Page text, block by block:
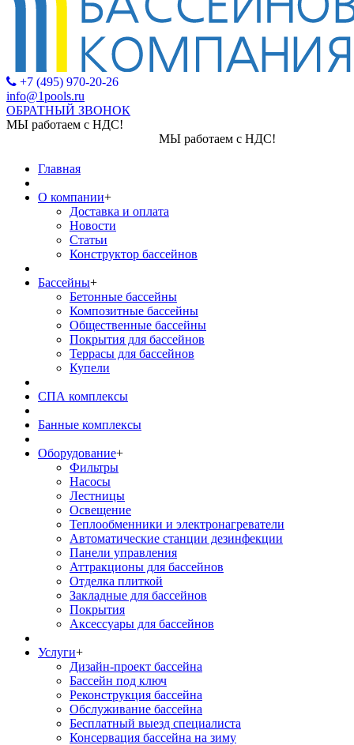
+7 (495) 970-20-26
info@1pools.ru
ОБРАТНЫЙ ЗВОНОК
МЫ работаем с НДС!
МЫ работаем с НДС!
Главная
О компании+
Доставка и оплата
Новости
Статьи
Конструктор бассейнов
Бассейны+
Бетонные бассейны
Композитные бассейны
Общественные бассейны
Покрытия для бассейнов
Террасы для бассейнов
Купели
СПА комплексы
Банные комплексы
Оборудование+
Фильтры
Насосы
Лестницы
Освещение
Теплообменники и электронагреватели
Автоматические станции дезинфекции
Панели управления
Аттракционы для бассейнов
Отделка плиткой
Закладные для бассейнов
Покрытия
Аксессуары для бассейнов
Услуги+
Дизайн-проект бассейна
Бассейн под ключ
Реконструкция бассейна
Обслуживание бассейна
Бесплатный выезд специалиста
Консервация бассейна на зиму